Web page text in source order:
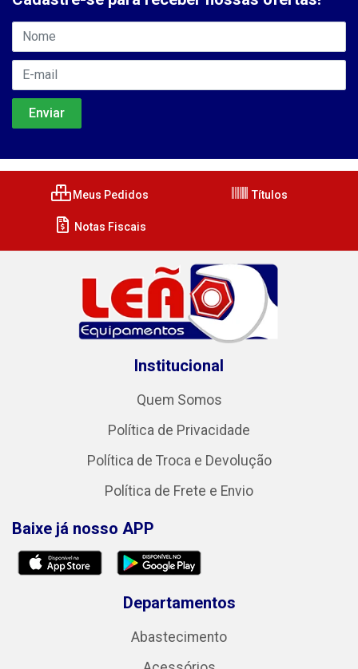
Meus Pedidos Títulos
Notas Fiscais
Institucional
Quem Somos
Política de Privacidade
Política de Troca e Devolução
Política de Frete e Envio
Baixe já nosso APP
Departamentos
Abastecimento